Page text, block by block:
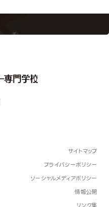
サイトマップ
プライバシーポリシー
ソーシャルメディアポリシー
情報公開